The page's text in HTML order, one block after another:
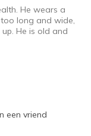
He wears a
long and wide,
He is old and
een vriend